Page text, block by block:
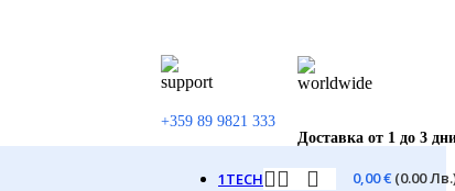
+359 89 9821 333
Доставка от 1 до 3
1TECH 0,00€ (0.00